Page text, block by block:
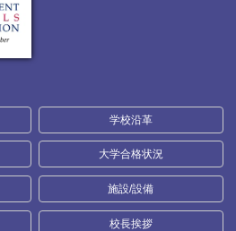
学校沿革
大学合格状況
施設/設備
校長挨拶